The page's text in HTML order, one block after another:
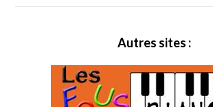
Autres sites :